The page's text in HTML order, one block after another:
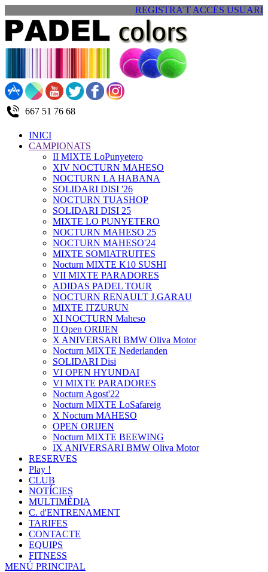
REGISTRA'T ACCÉS USUARI
667 51 76 68
INICI
CAMPIONATS
II MIXTE LoPunyetero
XIV NOCTURN MAHESO
NOCTURN LA HABANA
SOLIDARI DISI '26
NOCTURN TUASHOP
SOLIDARI DISI 25
MIXTE LO PUNYETERO
NOCTURN MAHESO 25
NOCTURN MAHESO'24
MIXTE SOMIATRUITES
Nocturn MIXTE K10 SUSHI
VII MIXTE PARADORES
ADIDAS PADEL TOUR
NOCTURN RENAULT J.GARAU
MIXTE ITZURUN
XI NOCTURN Maheso
II Open ORIJEN
X ANIVERSARI BMW Oliva Motor
Nocturn MIXTE Nederlanden
SOLIDARI Disi
VI OPEN HYUNDAI
VI MIXTE PARADORES
Nocturn Agost'22
Nocturn MIXTE LoSafareig
X Nocturn MAHESO
OPEN ORIJEN
Nocturn MIXTE BEEWING
IX ANIVERSARI BMW Oliva Motor
RESERVES
Play !
CLUB
NOTÍCIES
MULTIMÈDIA
C. d'ENTRENAMENT
TARIFES
CONTACTE
EQUIPS
FITNESS
MENÚ PRINCIPAL